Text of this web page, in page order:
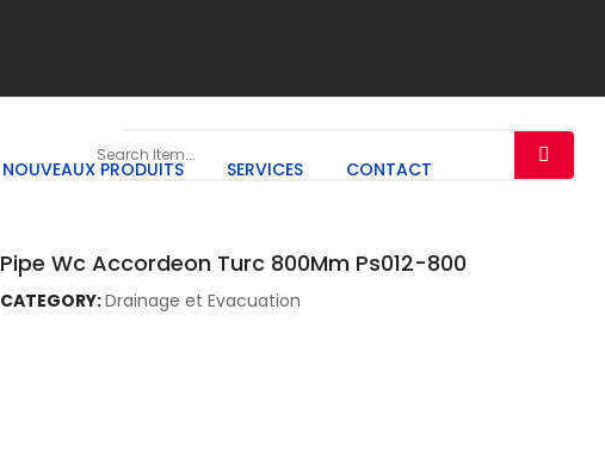
NOUVEAUX PRODUITS SERVICES CONTACT
Pipe Wc Accordeon Turc 800Mm Ps012-800
CATEGORY:Drainage et Evacuation